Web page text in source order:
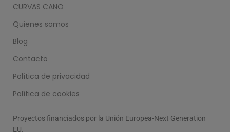
CURVAS CANO
Quienes somos
Blog
Contacto
Política de privacidad
Política de cookies
Proyectos financiados por la Unión Europea-Next Generation
EU.